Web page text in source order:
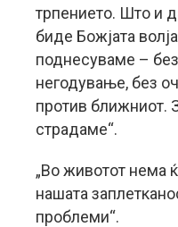
трпението. Што и
биде Божјата
поднесуваме –
негодување, без
против ближниот.
страдаме“.
„Во животот нема
нашата
проблеми“.